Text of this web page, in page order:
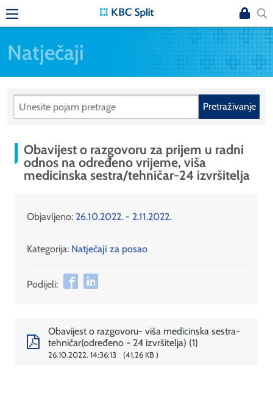
Natječaji
Pretraživanje
Obavijest o razgovoru za prijem u radni
odnos na određeno vrijeme, viša
medicinska sestra/tehničar-24 izvršitelja
Objavljeno: 26.10.2022. - 2.11.2022.
Kategorija: Natječaji za posao
Podijeli:
Obavijest o razgovoru- viša medicinska sestra-
tehničar(određeno - 24 izvršitelja) (1)
26.10.2022. 14:36:13 41,26 KB